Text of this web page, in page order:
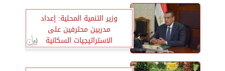
وزير التنمية المحلية: إعداد
مدربين محترفين على
الاستراتيجيات السكانية
بالمحافظات